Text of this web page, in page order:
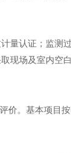
量认证；监测
现场及室内
价。基本项目